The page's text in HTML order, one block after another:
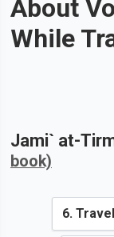
About
While
Jami` at-
book)